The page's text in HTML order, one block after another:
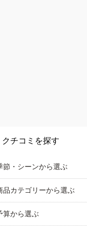
クチコミを探す
節・シーンから選ぶ
品カテゴリーから選ぶ
算から選ぶ